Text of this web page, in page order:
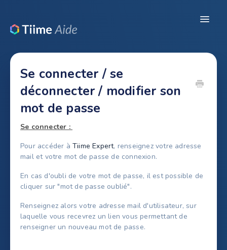
Toggle
Ressources
Configuration du dossier
Pré-comptabilité
CRM
Legal
Se connecter / se
déconnecter / modifier son
mot de passe
Se connecter :
Pour accéder à Tiime Expert, renseignez votre adresse
mail et votre mot de passe de connexion.
En cas d'oubli de votre mot de passe, il est possible de
cliquer sur "mot de passe oublié".
Renseignez alors votre adresse mail d'utilisateur, sur
laquelle vous recevrez un lien vous permettant de
renseigner un nouveau mot de passe.